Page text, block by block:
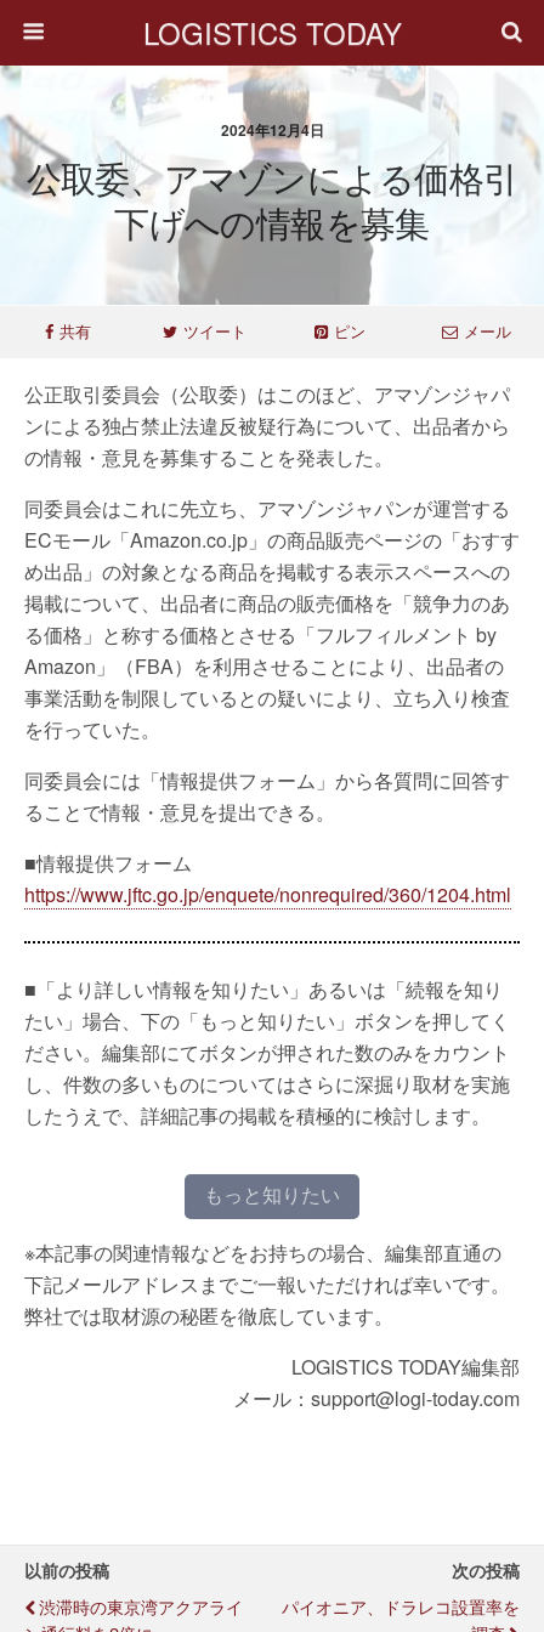
LOGISTICS TODAY
2024年12月4日
公取委、アマゾンによる価格引
下げへの情報を募集
共有 ツイート ピン メール
公正取引委員会（公取委）はこのほど、アマゾンジャパ
ンによる独占禁止法違反被疑行為について、出品者から
の情報・意見を募集することを発表した。
同委員会はこれに先立ち、アマゾンジャパンが運営する
ECモール「Amazon.co.jp」の商品販売ページの「おすす
め出品」の対象となる商品を掲載する表示スペースへの
掲載について、出品者に商品の販売価格を「競争力のあ
る価格」と称する価格とさせる「フルフィルメント by
Amazon」（FBA）を利用させることにより、出品者の
事業活動を制限しているとの疑いにより、立ち入り検査
を行っていた。
同委員会には「情報提供フォーム」から各質問に回答す
ることで情報・意見を提出できる。
■情報提供フォーム
https://www.jftc.go.jp/enquete/nonrequired/360/1204.html
■「より詳しい情報を知りたい」あるいは「続報を知り
たい」場合、下の「もっと知りたい」ボタンを押してく
ださい。編集部にてボタンが押された数のみをカウント
し、件数の多いものについてはさらに深掘り取材を実施
したうえで、詳細記事の掲載を積極的に検討します。
もっと知りたい
※本記事の関連情報などをお持ちの場合、編集部直通の
下記メールアドレスまでご一報いただければ幸いです。
弊社では取材源の秘匿を徹底しています。
LOGISTICS TODAY編集部
メール：support@logi-today.com
以前の投稿
渋滞時の東京湾アクアライ
次の投稿
パイオニア、ドラレコ設置率を